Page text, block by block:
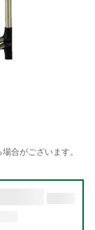
合がございます。